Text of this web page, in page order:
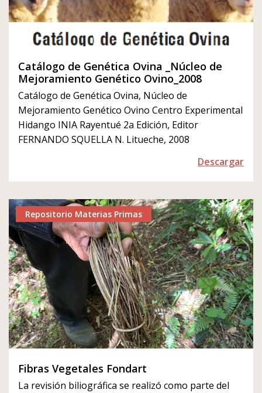
Catálogo de Genética Ovina _Núcleo de
Mejoramiento Genético Ovino_2008
Catálogo de Genética Ovina, Núcleo de
Mejoramiento Genético Ovino Centro Experimental
Hidango INIA Rayentué 2a Edición, Editor
FERNANDO SQUELLA N. Litueche, 2008
Descargar
Repositorio Materias Primas
Fibras Vegetales Fondart
La revisión biliográfica se realizó como parte del